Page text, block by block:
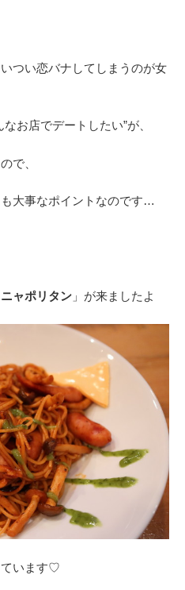
つい恋バナしてしまうのが女
お店でデートしたい”が、
で、
大事なポイントなのです…
ニャポリタン 」が来ましたよ
ています♡